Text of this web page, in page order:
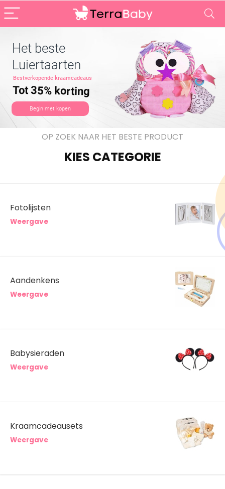
Het beste
Luiertaarten
Begin met kopen
Bestverkopende kraamcadeaus
Tot 35% korting
OP ZOEK NAAR HET BESTE PRODUCT
KIES CATEGORIE
Fotolijsten
Weergave
Aandenkens
Weergave
Babysieraden
Weergave
Kraamcadeausets
Weergave